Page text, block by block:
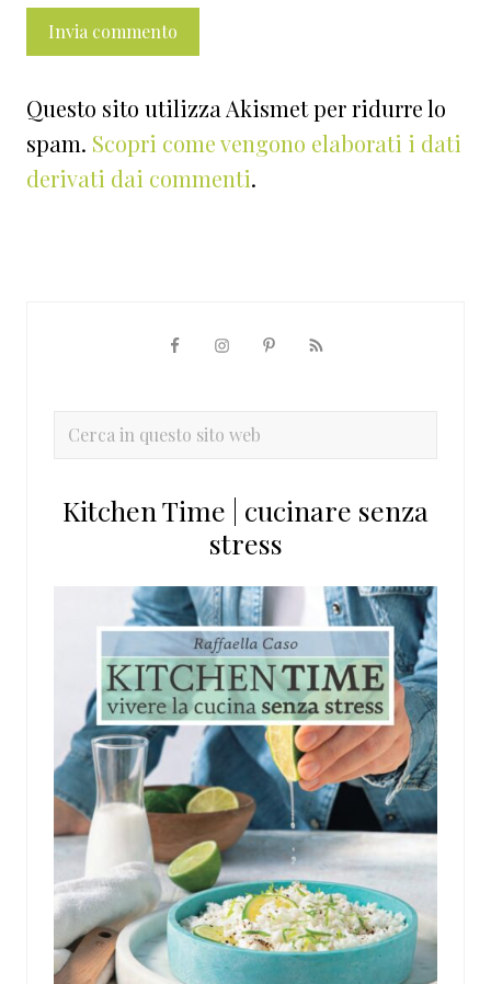
Questo sito utilizza Akismet per ridurre lo
spam. Scopri come vengono elaborati i dati
derivati dai commenti.
primaria
Cerca
sito
Kitchen Time | cucinare senza
stress